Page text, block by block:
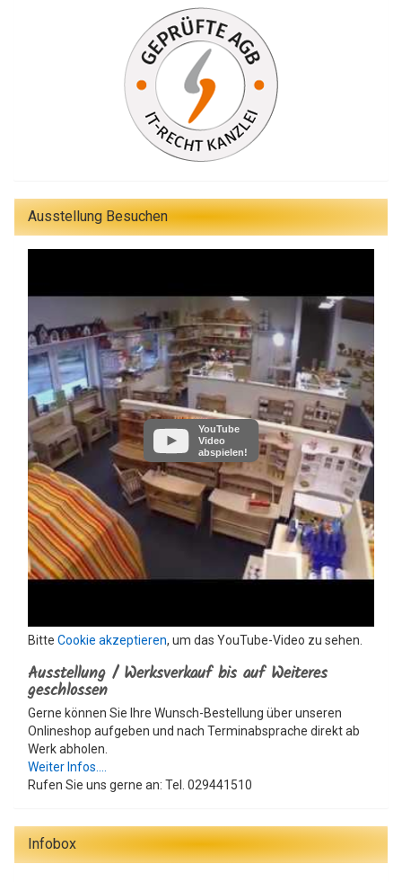
Ausstellung Besuchen
YouTube
Video
abspielen!
Bitte Cookie akzeptieren, um das YouTube-Video zu sehen.
Ausstellung / Werksverkauf bis auf Weiteres
geschlossen
Gerne können Sie Ihre Wunsch-Bestellung über unseren
Onlineshop aufgeben und nach Terminabsprache direkt ab
Werk abholen.
Weiter Infos....
Rufen Sie uns gerne an: Tel. 029441510
Infobox